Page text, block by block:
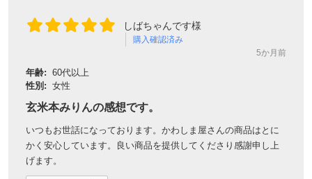
しばちゃんです様
購入確認済み
5か月前
年齢: 60代以上
性別: 女性
玄米本みりんの感想です。
いつもお世話になっております。かわしま屋さんの商品はとに
かく安心しています。良い商品を提供してくださり感謝申し上
げます。